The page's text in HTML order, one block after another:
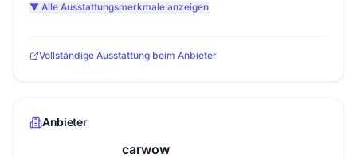
▼ Alle Ausstattungsmerkmale anzeigen
Vollständige Ausstattung beim Anbieter
Anbieter
carwow